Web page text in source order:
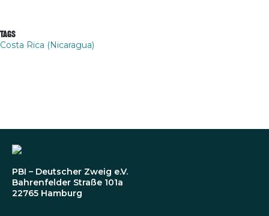
Tags
Costa Rica (Nicaragua)
PBI – Deutscher Zweig e.V.
Bahrenfelder Straße 101a
22765 Hamburg